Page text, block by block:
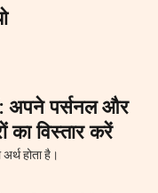
अपने पर्सनल और
विस्तार करें
होता है।